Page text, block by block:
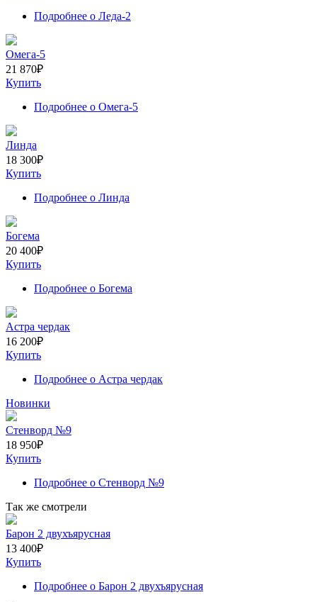
Подробнее о Леда-2
Омега-5
21 870₽
Купить
Подробнее о Омега-5
Линда
18 300₽
Купить
Подробнее о Линда
Богема
20 400₽
Купить
Подробнее о Богема
Астра чердак
16 200₽
Купить
Подробнее о Астра чердак
Новинки
Стенворд №9
18 950₽
Купить
Подробнее о Стенворд №9
Так же смотрели
Барон 2 двухъярусная
13 400₽
Купить
Подробнее о Барон 2 двухъярусная